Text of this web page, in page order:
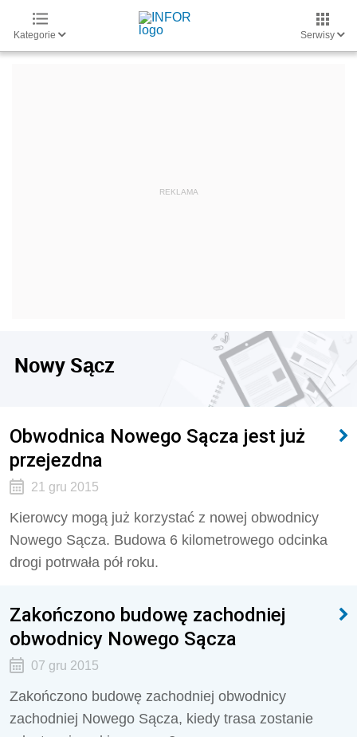
Kategorie Serwisy
Nowy Sącz
Obwodnica Nowego Sącza jest już
przejezdna
21 gru 2015
Kierowcy mogą już korzystać z nowej obwodnicy
Nowego Sącza. Budowa 6 kilometrowego odcinka
drogi potrwała pół roku.
Zakończono budowę zachodniej
obwodnicy Nowego Sącza
07 gru 2015
Zakończono budowę zachodniej obwodnicy
zachodniej Nowego Sącza, kiedy trasa zostanie